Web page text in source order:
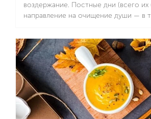
воздержание. Постные дни (всего их
направление на очищение души — в
Подробнее